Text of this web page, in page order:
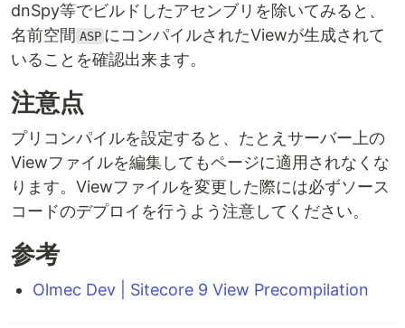
dnSpy等でビルドしたアセンブリを除いてみると、
名前空間 ASP にコンパイルされたViewが生成されて
いることを確認出来ます。
注意点
プリコンパイルを設定すると、たとえサーバー上の
Viewファイルを編集してもページに適用されなくな
ります。Viewファイルを変更した際には必ずソース
コードのデプロイを行うよう注意してください。
参考
Olmec Dev | Sitecore 9 View Precompilation